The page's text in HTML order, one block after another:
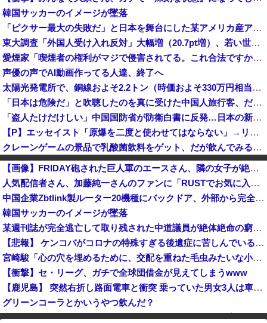
韓国サッカーのイメージが墜落
「ピクサー最大の失敗だ」と日本を舞台にした某アメリカ産アニメが話題に、日本と韓国の両方に失礼すぎるわ……
東大調査「外国人受け入れ反対」大幅増（20.7pt増）、若い世代で増加幅大
愛煙家「喫煙者の権利がマジで侵害されてる。これ合法ですから。いくら税金を我々が払ってるんだと。副流煙もクソもあるのかな」
声優の声でAI動画作ってる人達、終了へ
太陽光発電所で、銅線およそ2.2トン（時価およそ330万円相当）盗んだなど、ベトナム国籍（無職）２人逮捕、盗まれた銅線の半分はすでに売却 富山で...
「日本は危険だ」と吹聴したのを真に受けた中国人旅行客、だが代替旅行先が日本ほど安全ではなかった結果……
「盗人たけだけしい」中国国防省が防衛白書に反発…日本の新型軍国主義と批判！
【P】エッセイスト「原爆を二度と使わせてはならない」→リプ「もちろん中国の核も非難する？」→即ブロック
クレーンゲームの景品で乳酸菌飲料をゲット、だが飲んでみると妙に酸っぱくて体調が悪化してしまい……
オンライン会見に顔を出さず出席した男性、他の職員に促され顔を出してみた結果ｗｗｗｗｗ
スペースXのロケット残骸、月に衝突 人工物で過去最大級 [8/7]
【画像】FRIDAY砲された巨人軍のエースさん、隣の女子が絶対に美人だと話題になるｗｗｗｗｗｗ
人気配信者さん、加藤純一さんのファンに「RUSTでお気に入りの配信者が負けて嫌だよな？空気読めってなるよな？その結果がVCR。お前らVCR向いて...
中国企業Zbtlink製ルーター20機種にバックドア、外部から完全制御のおそれ！
韓国サッカーのイメージが墜落
某週刊誌が完全逃亡して取り残された中道議員が絶体絶命の窮地、「今度は宏池会に矛先を向けたか……」と節操の無さに呆れる人が続出
【悲報】 ケンコバがコロナの特殊すぎる後遺症に苦しんでいる模様…お前らの周りにもこんな奴いる？
宮崎駿「心の穴を埋めるために、交配を重ねた毛虫みたいな小さな犬を連れてる人、本当に醜い」←これどう思う？
【衝撃】セ・リーグ、ガチで全球団借金が見えてしまうwww
【鹿児島】 突然右折し路面電車と衝突 乗っていた男女3人は車を放置しダッシュで逃走中
グリーンコーラとかいうやつ飲んだ？
中国「台風接近！」台風13号「三峡直撃予測」中国「上流大洪水！（三峡上流」中国都市「8/5の映像（動画」三峡ダム「緊急放流（決壊危機」中国「下流大水害（震え声」→